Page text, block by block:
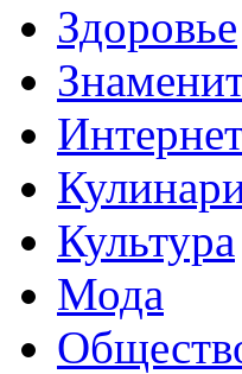
Здоровье
Культура
Мода